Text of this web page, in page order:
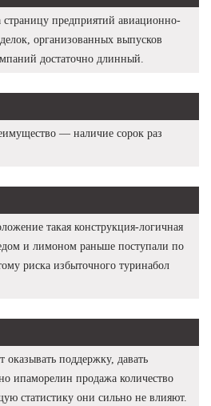
предприятий авиационно-
организованных выпусков
достаточно длинный.
— наличие сорок раз
такая конструкция-логичная
и лимоном раньше поступали по
риска избыточного туринабол
оказывать поддержку, давать
ипаморелин продажа количество
статистику они сильно не влияют.